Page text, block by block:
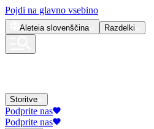
Pojdi na glavno vsebino
Aleteia slovenščina Razdelki
Storitve
Podprite nas
Podprite nas